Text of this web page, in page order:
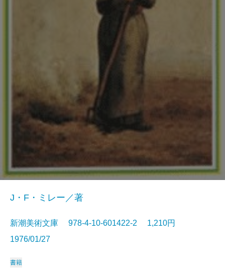
J・F・ミレー／著
新潮美術文庫 978-4-10-601422-2 1,210円
1976/01/27
書籍